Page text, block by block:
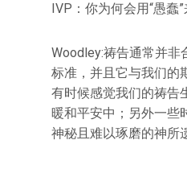
IVP：你为何会用“愚蠢
Woodley:祷告通常并非
标准，并且它与我们的
有时候感觉我们的祷告
暖和平安中；另外一些
神秘且难以琢磨的神所